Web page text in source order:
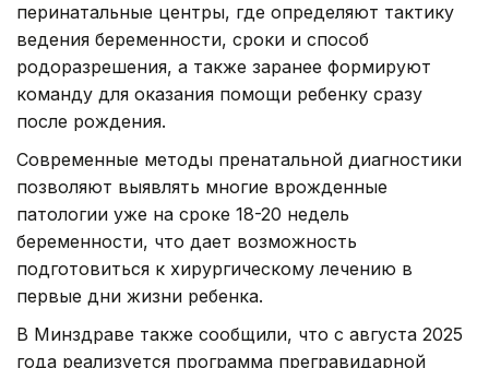
перинатальные центры, где определяют тактику
ведения беременности, сроки и способ
родоразрешения, а также заранее формируют
команду для оказания помощи ребенку сразу
после рождения.
Современные методы пренатальной диагностики
позволяют выявлять многие врожденные
патологии уже на сроке 18-20 недель
беременности, что дает возможность
подготовиться к хирургическому лечению в
первые дни жизни ребенка.
В Минздраве также сообщили, что с августа 2025
года реализуется программа прегравидарной